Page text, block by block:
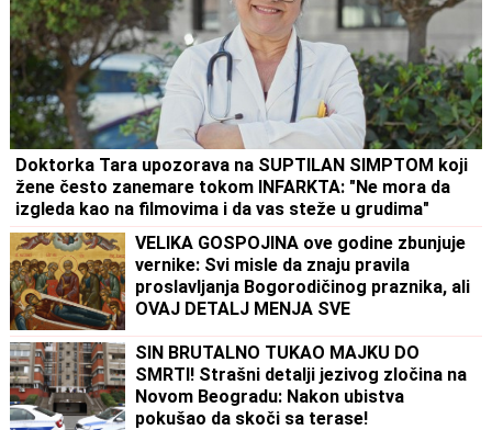
Doktorka Tara upozorava na SUPTILAN SIMPTOM koji
žene često zanemare tokom INFARKTA: "Ne mora da
izgleda kao na filmovima i da vas steže u grudima"
VELIKA GOSPOJINA ove godine zbunjuje
vernike: Svi misle da znaju pravila
proslavljanja Bogorodičinog praznika, ali
OVAJ DETALJ MENJA SVE
SIN BRUTALNO TUKAO MAJKU DO
SMRTI! Strašni detalji jezivog zločina na
Novom Beogradu: Nakon ubistva
pokušao da skoči sa terase!